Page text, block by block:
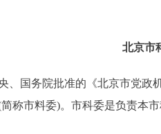
北京市
国务院批准的《北京市党政机
称市料委)。市科委是负责本